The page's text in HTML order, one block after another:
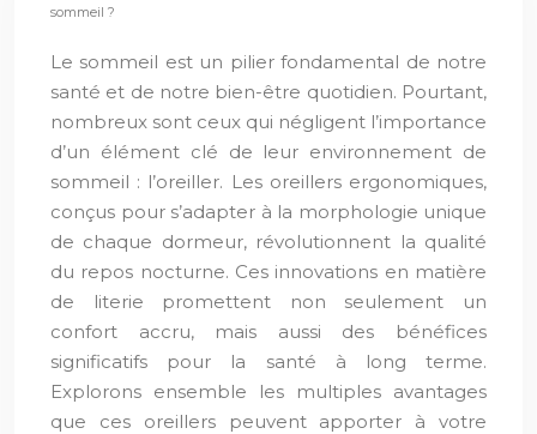
sommeil ?
Le sommeil est un pilier fondamental de notre
santé et de notre bien-être quotidien. Pourtant,
nombreux sont ceux qui négligent l’importance
d’un élément clé de leur environnement de
sommeil : l’oreiller. Les oreillers ergonomiques,
conçus pour s’adapter à la morphologie unique
de chaque dormeur, révolutionnent la qualité
du repos nocturne. Ces innovations en matière
de literie promettent non seulement un
confort accru, mais aussi des bénéfices
significatifs pour la santé à long terme.
Explorons ensemble les multiples avantages
que ces oreillers peuvent apporter à votre